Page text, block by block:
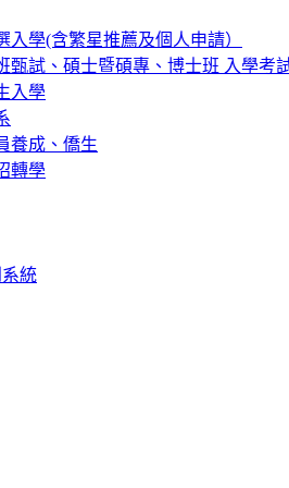
入學(含繁星推薦及個人申請）
甄試、碩士暨碩專、博士班 入學考
入學
養成、僑生
轉學
統